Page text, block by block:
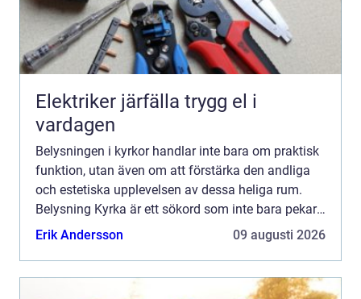
Elektriker järfälla trygg el i
vardagen
Belysningen i kyrkor handlar inte bara om praktisk
funktion, utan även om att förstärka den andliga
och estetiska upplevelsen av dessa heliga rum.
Belysning Kyrka är ett sökord som inte bara pekar
på ljuskällor, ut...
Erik Andersson 09 augusti 2026